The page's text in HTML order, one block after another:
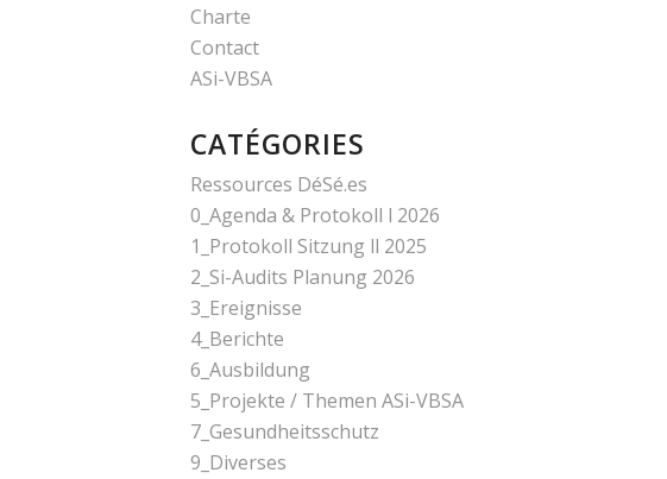
Charte
Contact
ASi-VBSA
CATÉGORIES
Ressources DéSé.es
0_Agenda & Protokoll l 2026
1_Protokoll Sitzung ll 2025
2_Si-Audits Planung 2026
3_Ereignisse
4_Berichte
6_Ausbildung
5_Projekte / Themen ASi-VBSA
7_Gesundheitsschutz
9_Diverses